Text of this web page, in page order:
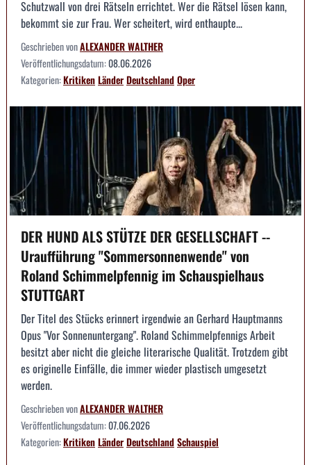
Schutzwall von drei Rätseln errichtet. Wer die Rätsel lösen kann,
bekommt sie zur Frau. Wer scheitert, wird enthaupte...
Geschrieben vonALEXANDER WALTHER
Veröffentlichungsdatum:08.06.2026
Kategorien:KritikenLänderDeutschlandOper
DER HUND ALS STÜTZE DER GESELLSCHAFT --
Uraufführung "Sommersonnenwende" von
Roland Schimmelpfennig im Schauspielhaus
STUTTGART
Der Titel des Stücks erinnert irgendwie an Gerhard Hauptmanns
Opus "Vor Sonnenuntergang". Roland Schimmelpfennigs Arbeit
besitzt aber nicht die gleiche literarische Qualität. Trotzdem gibt
es originelle Einfälle, die immer wieder plastisch umgesetzt
werden.
Geschrieben vonALEXANDER WALTHER
Veröffentlichungsdatum:07.06.2026
Kategorien:KritikenLänderDeutschlandSchauspiel